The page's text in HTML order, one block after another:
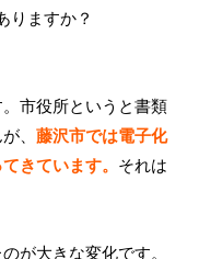
りますか？
市役所というと書類
が、藤沢市では電子化
きています。 それは
のが大きな変化です。